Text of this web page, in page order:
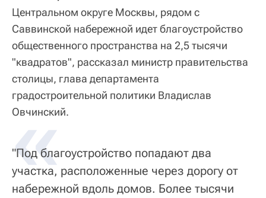
Центральном округе Москвы, рядом с
Саввинской набережной идет благоустройство
общественного пространства на 2,5 тысячи
"квадратов", рассказал министр правительства
столицы, глава департамента
градостроительной политики Владислав
Овчинский.
«
"Под благоустройство попадают два
участка, расположенные через дорогу от
набережной вдоль домов. Более тысячи